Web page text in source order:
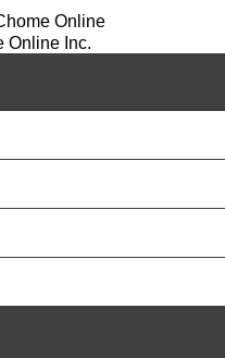
Online
Online Inc.